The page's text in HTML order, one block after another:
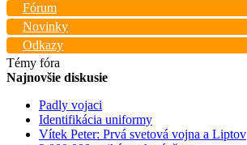
Fórum
Novinky
Odkazy
Témy fóra
Najnovšie diskusie
Padly vojaci
Identifikácia uniformy
Vítek Peter: Prvá svetová vojna a Liptov